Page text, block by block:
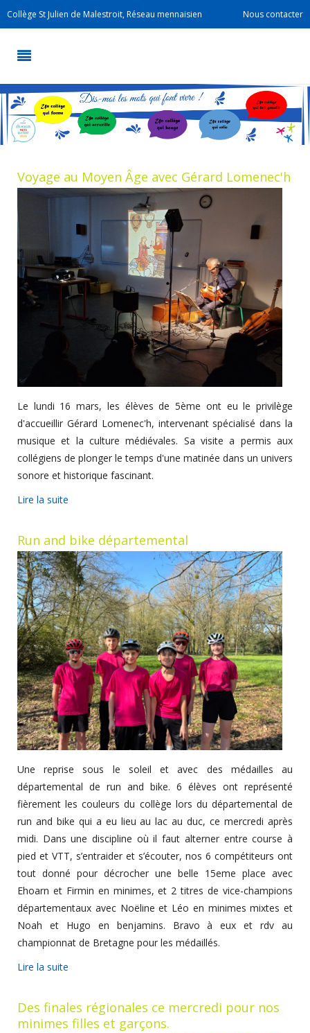
Collège St Julien de Malestroit, Réseau mennaisien Nous contacter
Voyage au Moyen Âge avec Gérard Lomenec'h
Le lundi 16 mars, les élèves de 5ème ont eu le privilège
d'accueillir Gérard Lomenec'h, intervenant spécialisé dans la
musique et la culture médiévales. Sa visite a permis aux
collégiens de plonger le temps d'une matinée dans un univers
sonore et historique fascinant.
Lire la suite
Run and bike départemental
Une reprise sous le soleil et avec des médailles au
départemental de run and bike. 6 élèves ont représenté
fièrement les couleurs du collège lors du départemental de
run and bike qui a eu lieu au lac au duc, ce mercredi après
midi. Dans une discipline où il faut alterner entre course à
pied et VTT, s’entraider et s’écouter, nos 6 compétiteurs ont
tout donné pour décrocher une belle 15eme place avec
Ehoarn et Firmin en minimes, et 2 titres de vice-champions
départementaux avec Noëline et Léo en minimes mixtes et
Noah et Hugo en benjamins. Bravo à eux et rdv au
championnat de Bretagne pour les médaillés.
Lire la suite
Des finales régionales ce mercredi pour nos
minimes filles et garçons.